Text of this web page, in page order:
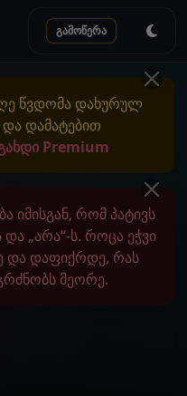
გამოწერა
წვდომა დახურულ
დამატებით
Premium
იმისგან, რომ პატივს
და „არა“-ს. როცა ეჭვი
და დაფიქრდე, რას
მეორე.